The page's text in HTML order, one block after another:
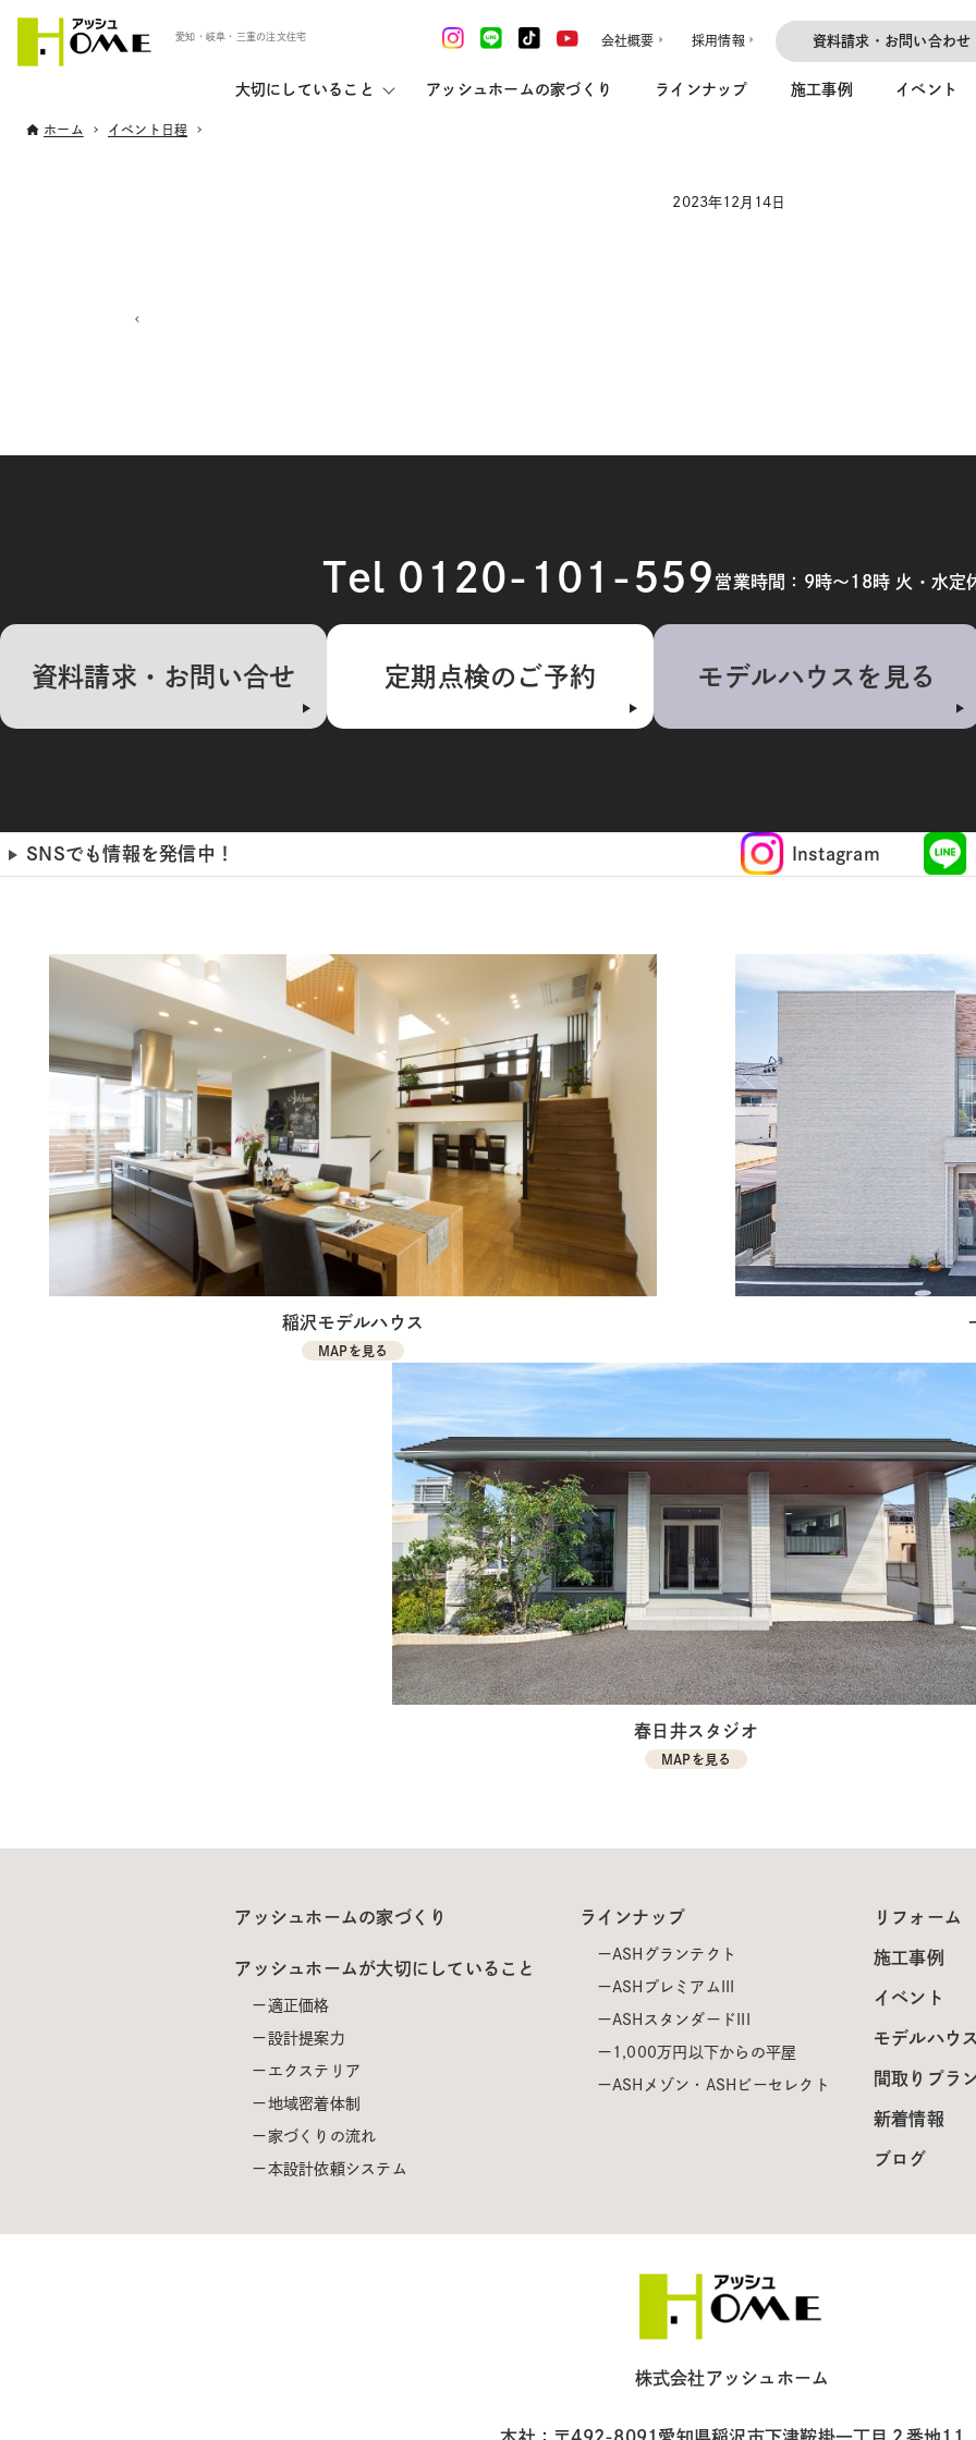
愛知・岐阜・三重の注文住宅 会社概要 採用情報 資料請求・お問い合わせ
大切にしていること アッシュホームの家づくり ラインナップ 施工事例 イベント
ホーム イベント日程
2023年12月14日
Tel 0120-101-559 営業時間：9時～18時 火・水定
資料請求・お問い合せ 定期点検のご予約 モデルハウスを見る
SNSでも情報を発信中！ Instagram
稲沢モデルハウス
MAPを見る
春日井スタジオ
MAPを見る
アッシュホームの家づくり
アッシュホームが大切にしていること
適正価格
設計提案力
エクステリア
地域密着体制
家づくりの流れ
本設計依頼システム
ラインナップ
ASHグランテクト
ASHプレミアムIII
ASHスタンダードIII
1,000万円以下からの平屋
ASHメゾン・ASHビーセレクト
リフォーム
施工事例
イベント
モデルハウ
間取りプラ
新着情報
ブログ
株式会社アッシュホーム